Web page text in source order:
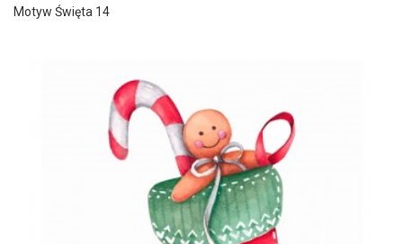
Motyw Święta 14